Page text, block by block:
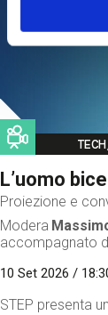
Image
L’uomo
Proiezione e
Modera
accompagnato
10 Set 2026 /
STEP presenta